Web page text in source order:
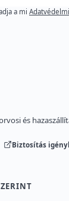
a mi
és
Biztosítás